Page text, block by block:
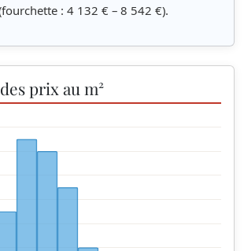
: 4 132 € – 8 542 €).
prix au m²